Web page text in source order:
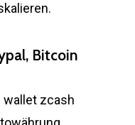
Bitcoin
wallet zcash